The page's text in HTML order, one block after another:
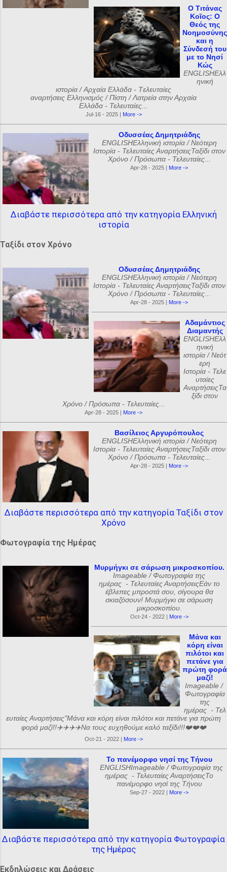
Ο Τιτάνας
Κοῖος: Ο
Θεός της
Νοημοσύνης
και η
Σύνδεσή του
με το Νησί
Κώς
ENGLISHΕλλ
ηνική
ιστορία / Αρχαία Ελλάδα - Tελευταίες
αναρτήσεις Ελληνισμός / Πίστη / Λατρεία στην Αρχαία
Ελλάδα - Τελευταίες...
Jul-16 - 2025 | More ->
Οδυσσέας Δημητριάδης
ENGLISHΕλληνική ιστορία / Νεότερη
Ιστορία - Τελευταίες ΑναρτήσειςΤαξίδι στον
Χρόνο / Πρόσωπα - Τελευταίες...
Apr-28 - 2025 | More ->
Διαβάστε περισσότερα από την κατηγορία Ελληνική
ιστορία
Ταξίδι στον Χρόνο
Οδυσσέας Δημητριάδης
ENGLISHΕλληνική ιστορία / Νεότερη
Ιστορία - Τελευταίες ΑναρτήσειςΤαξίδι στον
Χρόνο / Πρόσωπα - Τελευταίες...
Apr-28 - 2025 | More ->
Αδαμάντιος
Διαμαντής
ENGLISHΕλλ
ηνική
ιστορία / Νεότ
ερη
Ιστορία - Τελε
υταίες
ΑναρτήσειςΤα
ξίδι στον
Χρόνο / Πρόσωπα - Τελευταίες...
Apr-28 - 2025 | More ->
Βασίλειος Αργυρόπουλος
ENGLISHΕλληνική ιστορία / Νεότερη
Ιστορία - Τελευταίες ΑναρτήσειςΤαξίδι στον
Χρόνο / Πρόσωπα - Τελευταίες...
Apr-28 - 2025 | More ->
Διαβάστε περισσότερα από την κατηγορία Ταξίδι στον
Χρόνο
Φωτογραφία της Ημέρας
Μυρμήγκι σε σάρωση μικροσκοπίου.
Imageable / Φωτογραφία της
ημέρας - Τελευταίες ΑναρτήσειςΕάν το
έβλεπες μπροστά σου, σίγουρα θα
σκιαζόσουν! Μυρμήγκι σε σάρωση
μικροσκοπίου.
Oct-24 - 2022 | More ->
Μάνα και
κόρη είναι
πιλότοι και
πετάνε για
πρώτη φορά
μαζί!
Imageable /
Φωτογραφία
της
ημέρας - Τελ
ευταίες Αναρτήσεις"Μάνα και κόρη είναι πιλότοι και πετάνε για πρώτη
φορά μαζί!!✈️✈️✈️✈️Να τους ευχηθούμε καλό ταξίδι!!!❤️❤️❤️
Oct-21 - 2022 | More ->
Το πανέμορφο νησί της Τήνου
ENGLISHImageable / Φωτογραφία της
ημέρας - Τελευταίες ΑναρτήσειςΤο
πανέμορφο νησί της Τήνου
Sep-27 - 2022 | More ->
Διαβάστε περισσότερα από την κατηγορία Φωτογραφία
της Ημέρας
Εκδηλώσεις και Δράσεις